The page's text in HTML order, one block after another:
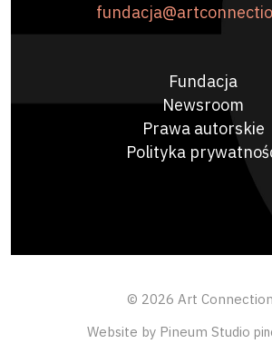
Fundacja
Newsroom
Prawa autorskie
Polityka
© 2026 Art
Website by Pineum Studio